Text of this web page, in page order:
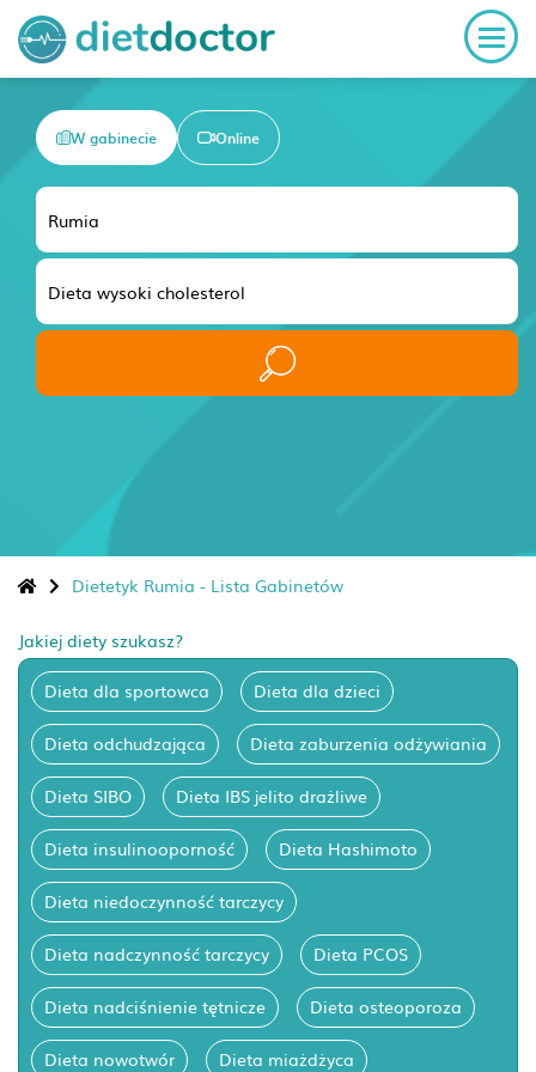
W gabinecie Online
Dietetyk Rumia - Lista Gabinetów
Jakiej diety szukasz?
Dieta dla sportowca Dieta dla dzieci
Dieta odchudzająca Dieta zaburzenia odżywiania
Dieta SIBO Dieta IBS jelito drażliwe
Dieta insulinooporność Dieta Hashimoto
Dieta niedoczynność tarczycy
Dieta nadczynność tarczycy Dieta PCOS
Dieta nadciśnienie tętnicze Dieta osteoporoza
Dieta nowotwór Dieta miażdżyca